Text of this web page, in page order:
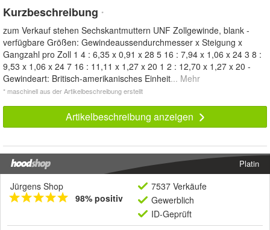
Kurzbeschreibung *
zum Verkauf stehen Sechskantmuttern UNF Zollgewinde, blank -
verfügbare Größen: Gewindeaussendurchmesser x Steigung x
Gangzahl pro Zoll 1 4 : 6,35 x 0,91 x 28 5 16 : 7,94 x 1,06 x 24 3 8 :
9,53 x 1,06 x 24 7 16 : 11,11 x 1,27 x 20 1 2 : 12,70 x 1,27 x 20 -
Gewindeart: Britisch-amerikanisches Einheit... Mehr
* maschinell aus der Artikelbeschreibung erstellt
Artikelbeschreibung anzeigen
Platin
Jürgens Shop
98% positiv
7537 Verkäufe
Gewerblich
ID-Geprüft